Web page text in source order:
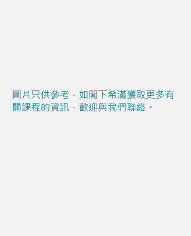
圖片只供參考，如閣下希滿獲取更多有
關課程的資訊，歡迎與我們聯絡。